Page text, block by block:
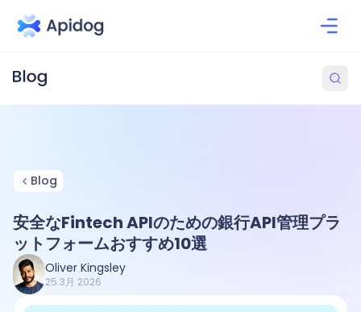
Blog
安全なFintech APIのための銀行API管理プラ
ットフォームおすすめ10選
Oliver Kingsley
25 3月 2026